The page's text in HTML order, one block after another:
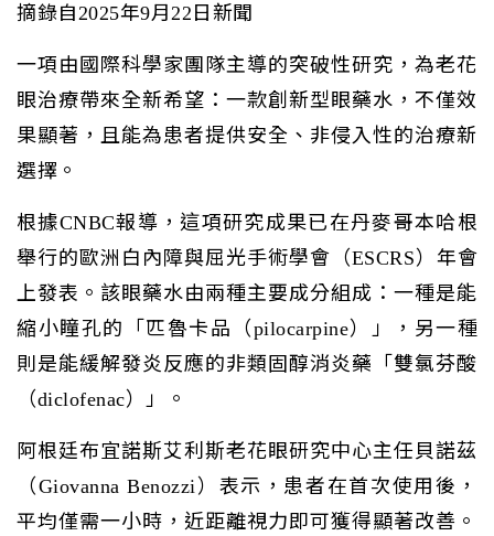
摘錄自2025年9月22日新聞
一項由國際科學家團隊主導的突破性研究，為老花
眼治療帶來全新希望：一款創新型眼藥水，不僅效
果顯著，且能為患者提供安全、非侵入性的治療新
選擇。
根據CNBC報導，這項研究成果已在丹麥哥本哈根
舉行的歐洲白內障與屈光手術學會（ESCRS）年會
上發表。該眼藥水由兩種主要成分組成：一種是能
縮小瞳孔的「匹魯卡品（pilocarpine）」，另一種
則是能緩解發炎反應的非類固醇消炎藥「雙氯芬酸
（diclofenac）」。
阿根廷布宜諾斯艾利斯老花眼研究中心主任貝諾茲
（Giovanna Benozzi）表示，患者在首次使用後，
平均僅需一小時，近距離視力即可獲得顯著改善。